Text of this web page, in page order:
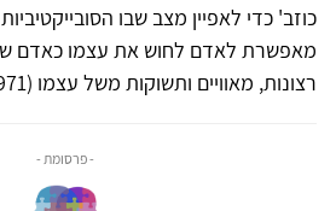
כוזב' כדי לאפיין מצב שבו
מאפשרת לאדם לחוש את עצמו כאדם
רצונות, מאוויים ותשוקות משל עצמו (Winnicott, 1971).
- פרסומת -